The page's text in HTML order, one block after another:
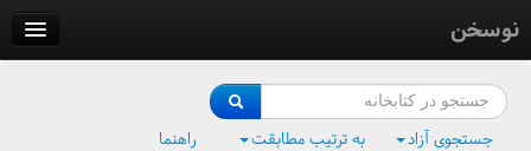
نوسخن
فرهنگ واژگان
جستجوی آزاد به ترتیب مطابقت راهنما